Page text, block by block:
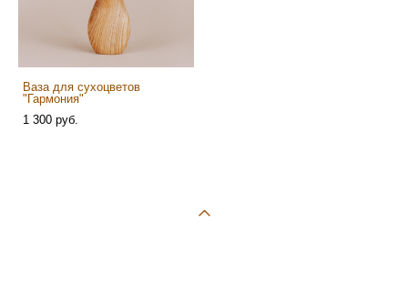
Ваза для сухоцветов
"Гармония"
1 300 pуб.